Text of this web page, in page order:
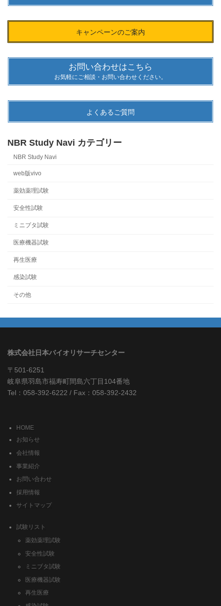
キャンペーンのご案内
お問い合わせはこちら
お気軽にご相談・お問い合わせください。
よくあるご質問
NBR Study Navi カテゴリー
NBR Study Navi
web版vivo
薬効薬理試験
安全性試験
ミニブタ試験
医療機器試験
再生医療
感染試験
その他
株式会社日本バイオリサーチセンター
〒501-6251
岐阜県羽島市福寿町間島六丁目104番地
Tel：058-392-6222 / Fax：058-392-2432
HOME
お知らせ
会社情報
事業紹介
お問い合わせ
採用情報
サイトマップ
試験リスト
薬効薬理試験
安全性試験
ミニブタ試験
医療機器試験
再生医療